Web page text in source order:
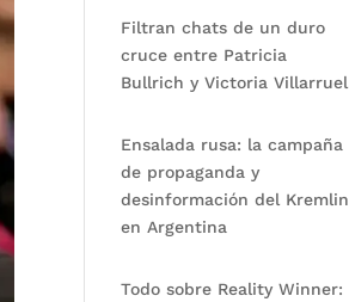
Filtran chats de un duro
cruce entre Patricia
Bullrich y Victoria Villarruel
Ensalada rusa: la campaña
de propaganda y
desinformación del Kremlin
en Argentina
Todo sobre Reality Winner: